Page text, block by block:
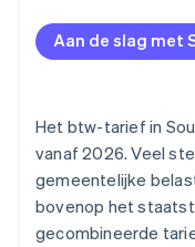
Dienstverlenende
Horeca en
Aan de slag met
Het btw-tarief in
vanaf 2026. Veel
gemeentelijke
bovenop het
gecombineerde